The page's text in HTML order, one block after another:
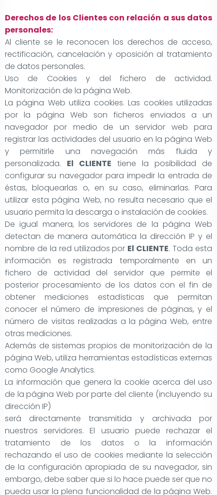
Derechos de los Clientes con relación a sus datos
personales:
Al cliente se le reconocen los derechos de acceso,
rectificación, cancelación y oposición al tratamiento
de datos personales.
Uso de Cookies y del fichero de actividad.
Monitorización de la página Web.
La página Web utiliza cookies. Las cookies utilizadas
por la página Web son ficheros enviados a un
navegador por medio de un servidor web para
registrar las actividades del usuario en la página Web
y permitirle una navegación más fluida y
personalizada. El CLIENTE tiene la posibilidad de
configurar su navegador para impedir la entrada de
éstas, bloquearlas o, en su caso, eliminarlas. Para
utilizar esta página Web, no resulta necesario que el
usuario permita la descarga o instalación de cookies.
De igual manera, los servidores de la página Web
detectan de manera automática la dirección IP y el
nombre de la red utilizados por El CLIENTE. Toda esta
información es registrada temporalmente en un
fichero de actividad del servidor que permite el
posterior procesamiento de los datos con el fin de
obtener mediciones estadísticas que permitan
conocer el número de impresiones de páginas, y el
número de visitas realizadas a la página Web, entre
otras mediciones.
Además de sistemas propios de monitorización de la
página Web, utiliza herramientas estadísticas externas
como Google Analytics.
La información que genera la cookie acerca del uso
de la página Web por parte del cliente (incluyendo su
dirección IP)
será directamente transmitida y archivada por
nuestros servidores. El usuario puede rechazar el
tratamiento de los datos o la información
rechazando el uso de cookies mediante la selección
de la configuración apropiada de su navegador, sin
embargo, debe saber que si lo hace puede ser que no
pueda usar la plena funcionalidad de la página Web.